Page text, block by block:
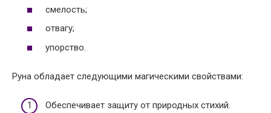
смелость;
отвагу;
упорство.
Руна обладает следующими магическими свойствами:
Обеспечивает защиту от природных стихий.